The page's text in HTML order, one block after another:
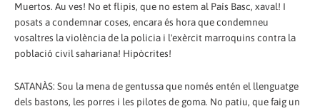
Muertos. Au ves! No et flipis, que no estem al País Basc, xaval! I
posats a condemnar coses, encara és hora que condemneu
vosaltres la violència de la policia i l'exèrcit marroquins contra la
població civil sahariana! Hipòcrites!
SATANÀS: Sou la mena de gentussa que només entén el llenguatge
dels bastons, les porres i les pilotes de goma. No patiu, que faig un